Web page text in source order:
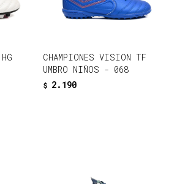
CHAMPIONES VISION TF
UMBRO NIÑOS - 068
$ 2.190